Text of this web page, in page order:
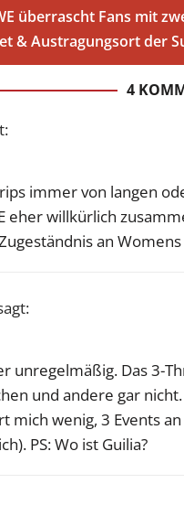
überrascht Fans mit
& Austragungsort der
4
immer von langen
eher willkürlich
an
unregelmäßig. Das 3-
und andere gar
mich wenig, 3 Events
PS: Wo ist Guilia?